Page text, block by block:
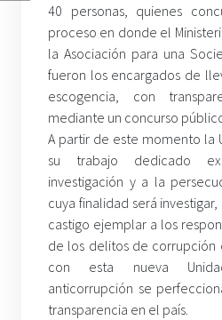
40 personas, quienes
proceso en donde el
la Asociación para una
fueron los encargados de
escogencia, con
mediante un concurso
A partir de este momento la
su trabajo dedicado
investigación y a la
cuya finalidad será
castigo ejemplar a los
de los delitos de corrupción
con esta nueva
anticorrupción se
transparencia en el país.